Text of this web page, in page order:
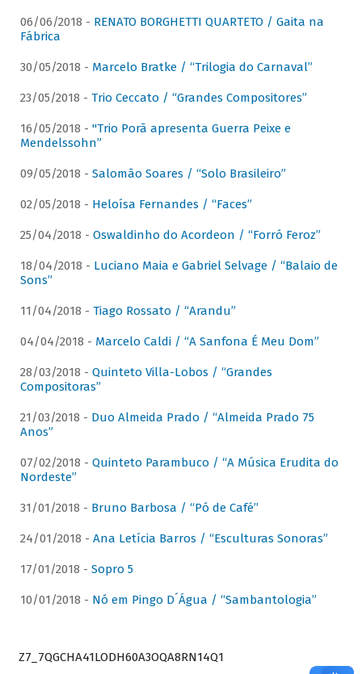
06/06/2018 - RENATO BORGHETTI QUARTETO / Gaita na
Fábrica
30/05/2018 - Marcelo Bratke / “Trilogia do Carnaval”
23/05/2018 - Trio Ceccato / “Grandes Compositores”
16/05/2018 - "Trio Porã apresenta Guerra Peixe e
Mendelssohn”
09/05/2018 - Salomão Soares / “Solo Brasileiro”
02/05/2018 - Heloísa Fernandes / “Faces”
25/04/2018 - Oswaldinho do Acordeon / “Forró Feroz”
18/04/2018 - Luciano Maia e Gabriel Selvage / “Balaio de
Sons”
11/04/2018 - Tiago Rossato / “Arandu”
04/04/2018 - Marcelo Caldi / “A Sanfona É Meu Dom”
28/03/2018 - Quinteto Villa-Lobos / “Grandes
Compositoras”
21/03/2018 - Duo Almeida Prado / “Almeida Prado 75
Anos”
07/02/2018 - Quinteto Parambuco / “A Música Erudita do
Nordeste”
31/01/2018 - Bruno Barbosa / “Pó de Café”
24/01/2018 - Ana Letícia Barros / “Esculturas Sonoras”
17/01/2018 - Sopro 5
10/01/2018 - Nó em Pingo D´Água / “Sambantologia”
Z7_7QGCHA41LODH60A3OQA8RN14Q1